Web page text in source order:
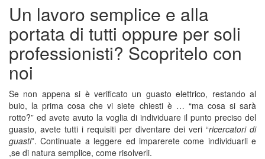
Un lavoro semplice e alla
portata di tutti oppure per soli
professionisti? Scopritelo con
noi
Se non appena si è verificato un guasto elettrico, restando al
buio, la prima cosa che vi siete chiesti è … “ma cosa si sarà
rotto?” ed avete avuto la voglia di individuare il punto preciso del
guasto, avete tutti i requisiti per diventare dei veri “ricercatori di
guasti”. Continuate a leggere ed imparerete come individuarli e
,se di natura semplice, come risolverli.